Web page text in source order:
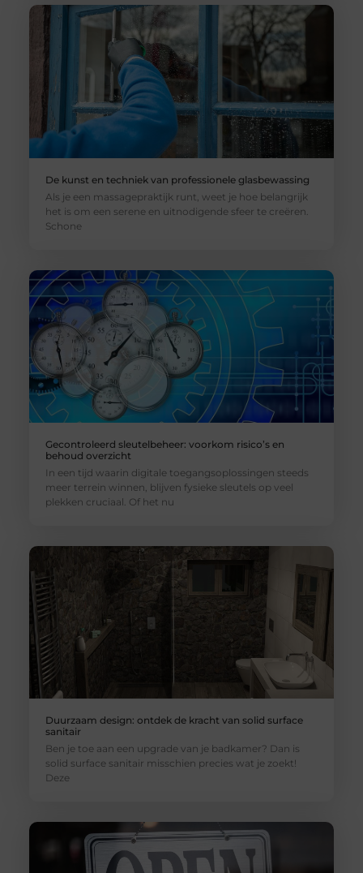
De kunst en techniek van professionele glasbewassing
Als je een massagepraktijk runt, weet je hoe belangrijk
het is om een serene en uitnodigende sfeer te creëren.
Schone
Gecontroleerd sleutelbeheer: voorkom risico’s en
behoud overzicht
In een tijd waarin digitale toegangsoplossingen steeds
meer terrein winnen, blijven fysieke sleutels op veel
plekken cruciaal. Of het nu
Duurzaam design: ontdek de kracht van solid surface
sanitair
Ben je toe aan een upgrade van je badkamer? Dan is
solid surface sanitair misschien precies wat je zoekt!
Deze